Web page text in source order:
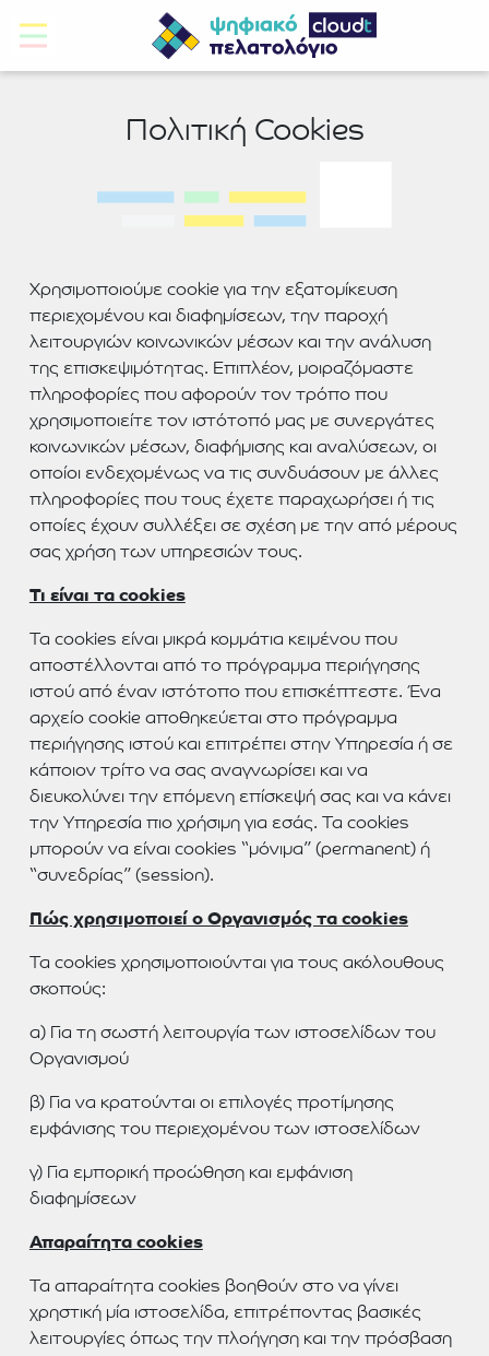
Πολιτική Cookies
Χρησιμοποιούμε cookie για την εξατομίκευση
περιεχομένου και διαφημίσεων, την παροχή
λειτουργιών κοινωνικών μέσων και την ανάλυση
της επισκεψιμότητας. Επιπλέον, μοιραζόμαστε
πληροφορίες που αφορούν τον τρόπο που
χρησιμοποιείτε τον ιστότοπό μας με συνεργάτες
κοινωνικών μέσων, διαφήμισης και αναλύσεων, οι
οποίοι ενδεχομένως να τις συνδυάσουν με άλλες
πληροφορίες που τους έχετε παραχωρήσει ή τις
οποίες έχουν συλλέξει σε σχέση με την από μέρους
σας χρήση των υπηρεσιών τους.
Τι είναι τα cookies
Τα cookies είναι μικρά κομμάτια κειμένου που
αποστέλλονται από το πρόγραμμα περιήγησης
ιστού από έναν ιστότοπο που επισκέπτεστε. Ένα
αρχείο cookie αποθηκεύεται στο πρόγραμμα
περιήγησης ιστού και επιτρέπει στην Υπηρεσία ή σε
κάποιον τρίτο να σας αναγνωρίσει και να
διευκολύνει την επόμενη επίσκεψή σας και να κάνει
την Υπηρεσία πιο χρήσιμη για εσάς. Τα cookies
μπορούν να είναι cookies “μόνιμα” (permanent) ή
“συνεδρίας” (session).
Πώς χρησιμοποιεί ο Οργανισμός τα cookies
Τα cookies χρησιμοποιούνται για τους ακόλουθους
σκοπούς:
α) Για τη σωστή λειτουργία των ιστοσελίδων του
Οργανισμού
β) Για να κρατούνται οι επιλογές προτίμησης
εμφάνισης του περιεχομένου των ιστοσελίδων
γ) Για εμπορική προώθηση και εμφάνιση
διαφημίσεων
Απαραίτητα cookies
Τα απαραίτητα cookies βοηθούν στο να γίνει
χρηστική μία ιστοσελίδα, επιτρέποντας βασικές
λειτουργίες όπως την πλοήγηση και την πρόσβαση